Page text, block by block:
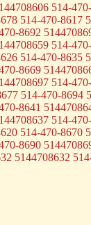
514-
514-470-
8692
514-
514-470-
8669
514-
514-470-8694
8641
514-
514-470-
8690
5144708632